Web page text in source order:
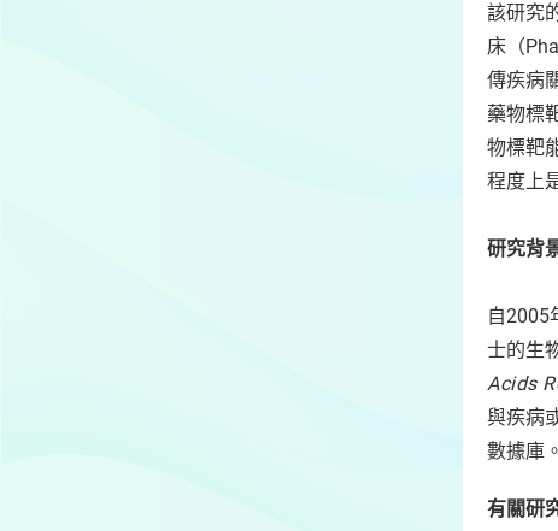
該研究
床（
傳疾病
藥物標
物標靶
程度上
研究背
自2005
士的生
Acids
與疾病
數據庫
有關研